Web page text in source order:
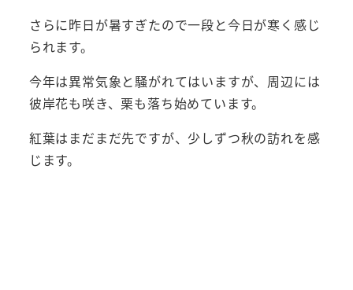
さらに昨日が暑すぎたので一段と今日が寒く感じ
られます。
今年は異常気象と騒がれてはいますが、周辺には
彼岸花も咲き、栗も落ち始めています。
紅葉はまだまだ先ですが、少しずつ秋の訪れを感
じます。